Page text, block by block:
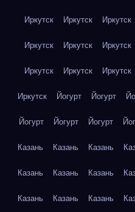
Иркутск Иркутск Иркутск
Иркутск Иркутск Иркутск
Иркутск Иркутск Иркутск
Иркутск Йогурт Йогурт
Йогурт Йогурт Йогурт
Казань Казань Казань
Казань Казань Казань
Казань Казань Казань